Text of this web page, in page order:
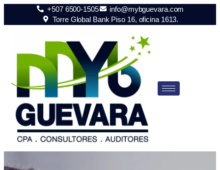
+507 6500-1505
info@mybguevara.com
Torre Global Bank Piso 16, oficina 1613.